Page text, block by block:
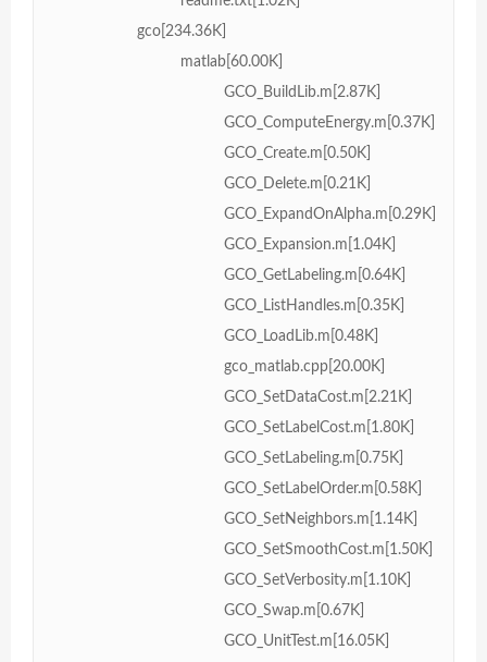
gco[234.36K]
matlab[60.00K]
GCO_BuildLib.m[2.87K]
GCO_ComputeEnergy.m[0.37K]
GCO_Create.m[0.50K]
GCO_Delete.m[0.21K]
GCO_ExpandOnAlpha.m[0.29K]
GCO_Expansion.m[1.04K]
GCO_GetLabeling.m[0.64K]
GCO_ListHandles.m[0.35K]
GCO_LoadLib.m[0.48K]
gco_matlab.cpp[20.00K]
GCO_SetDataCost.m[2.21K]
GCO_SetLabelCost.m[1.80K]
GCO_SetLabeling.m[0.75K]
GCO_SetLabelOrder.m[0.58K]
GCO_SetNeighbors.m[1.14K]
GCO_SetSmoothCost.m[1.50K]
GCO_SetVerbosity.m[1.10K]
GCO_Swap.m[0.67K]
GCO_UnitTest.m[16.05K]